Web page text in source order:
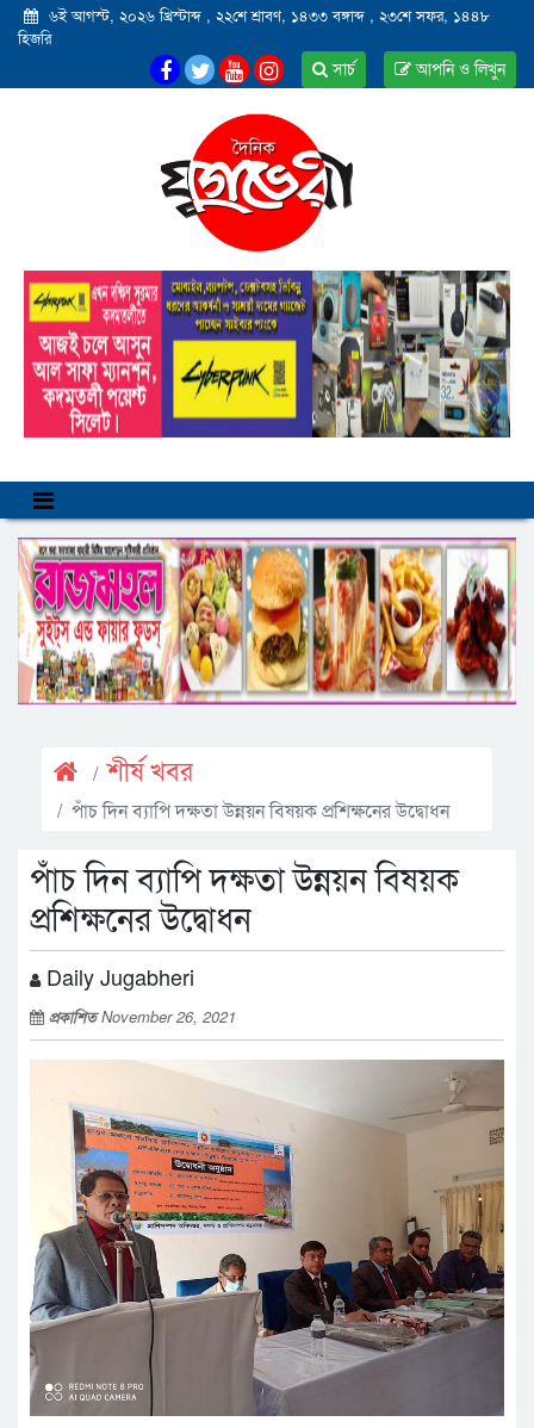
৬ই আগস্ট, ২০২৬ খ্রিস্টাব্দ , ২২শে শ্রাবণ, ১৪৩৩ বঙ্গাব্দ , ২৩শে সফর, ১৪৪৮
হিজরি
আপনি ও লিখুন
সার্চ
শীর্ষ খবর
পাঁচ ‍দিন ব্যাপি দক্ষতা উন্নয়ন বিষয়ক প্রশিক্ষনের উদ্বোধন
পাঁচ ‍দিন ব্যাপি দক্ষতা উন্নয়ন বিষয়ক
প্রশিক্ষনের উদ্বোধন
Daily Jugabheri
প্রকাশিতNovember 26, 2021